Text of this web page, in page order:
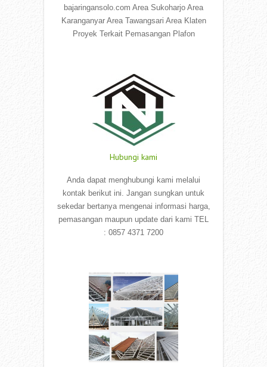
bajaringansolo.com Area Sukoharjo Area
Karanganyar Area Tawangsari Area Klaten
Proyek Terkait Pemasangan Plafon
Hubungi kami
Anda dapat menghubungi kami melalui
kontak berikut ini. Jangan sungkan untuk
sekedar bertanya mengenai informasi harga,
pemasangan maupun update dari kami TEL
: 0857 4371 7200